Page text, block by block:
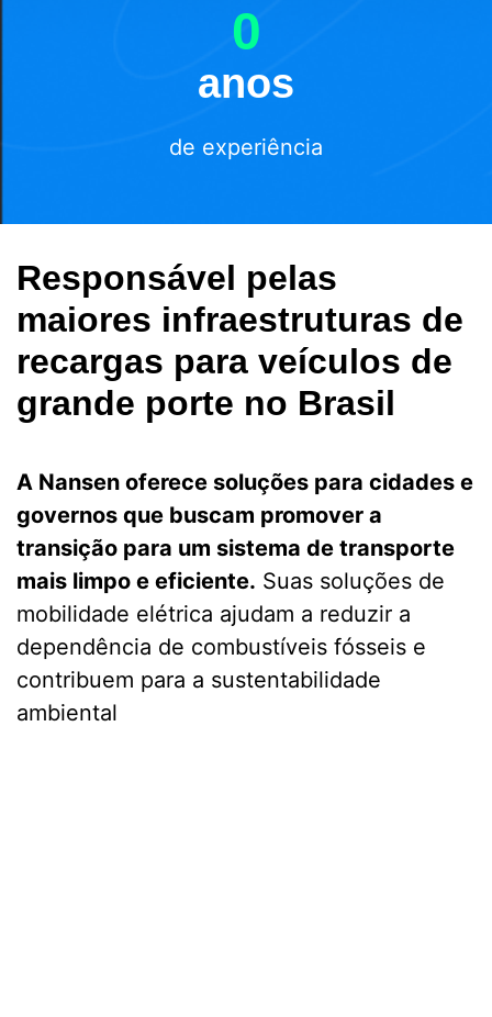
anos
0
de experiência
Responsável pelas
maiores infraestruturas de
recargas para veículos de
grande porte no Brasil
A Nansen oferece soluções para cidades e
governos que buscam promover a
transição para um sistema de transporte
mais limpo e eficiente. Suas soluções de
mobilidade elétrica ajudam a reduzir a
dependência de combustíveis fósseis e
contribuem para a sustentabilidade
ambiental